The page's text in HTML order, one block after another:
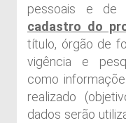
pessoais e de
cadastro do
título, órgão de
vigência e
como
realizado
dados serão